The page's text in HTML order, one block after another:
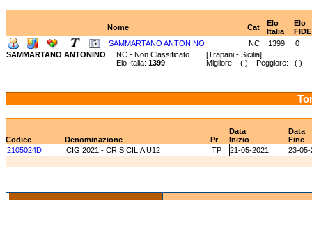
Nome Cat
Elo
Italia
Elo
FIDE
SAMMARTANO ANTONINO
NC 1399
0
SAMMARTANO ANTONINO
NC - Non Classificato [Trapani - Sicilia]
Elo Italia: 1399 Migliore: ( ) Peggiore: ( )
Data
Data
Codice
Denominazione Pr Inizio
Fine
2105024D
CIG 2021 - CR SICILIA U12 TP 21-05-2021 23-05-